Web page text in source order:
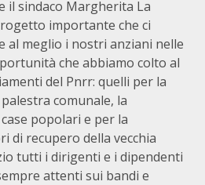
il sindaco Margherita La
importante che ci
al meglio i nostri anziani nelle
che abbiamo colto al
del Pnrr: quelli per la
comunale, la
popolari e per la
di recupero della vecchia
tutti i dirigenti e i dipendenti
attenti sui bandi e